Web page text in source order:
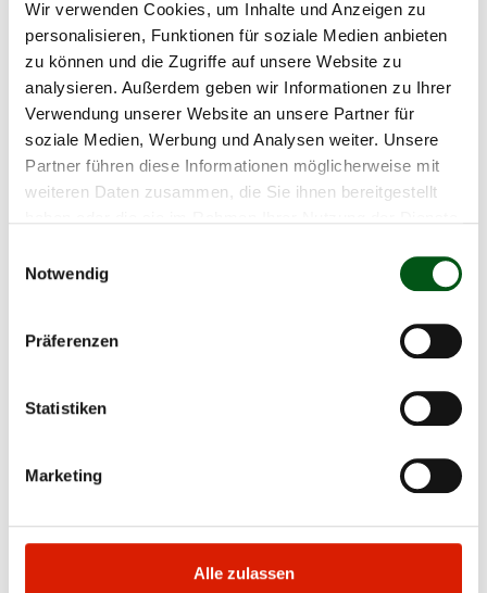
Wir verwenden Cookies, um Inhalte und Anzeigen zu
personalisieren, Funktionen für soziale Medien anbieten
zu können und die Zugriffe auf unsere Website zu
analysieren. Außerdem geben wir Informationen zu Ihrer
Verwendung unserer Website an unsere Partner für
soziale Medien, Werbung und Analysen weiter. Unsere
Partner führen diese Informationen möglicherweise mit
weiteren Daten zusammen, die Sie ihnen bereitgestellt
Notwendig
Präferenzen
Statistiken
Marketing
Alle zulassen
Non, nos taureaux ne portent pas de faux poils de
queue.
Que fait celui qui murmure à l’oreille des taureaux ?
Il communique avec les taureaux de manière non
verbale, c’est-à-dire par le langage corporel. Cela
avec les animaux.